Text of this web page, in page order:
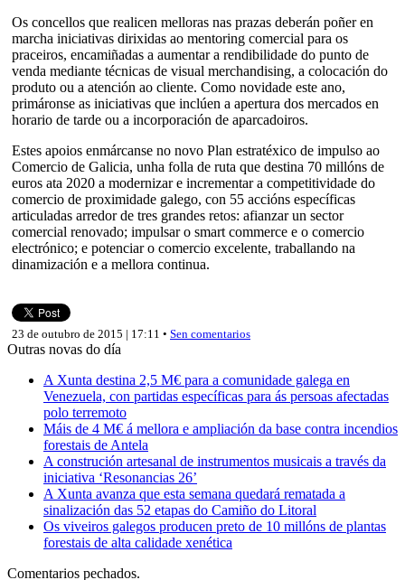
Os concellos que realicen melloras nas prazas deberán poñer en
marcha iniciativas dirixidas ao mentoring comercial para os
praceiros, encamiñadas a aumentar a rendibilidade do punto de
venda mediante técnicas de visual merchandising, a colocación do
produto ou a atención ao cliente. Como novidade este ano,
primáronse as iniciativas que inclúen a apertura dos mercados en
horario de tarde ou a incorporación de aparcadoiros.
Estes apoios enmárcanse no novo Plan estratéxico de impulso ao
Comercio de Galicia, unha folla de ruta que destina 70 millóns de
euros ata 2020 a modernizar e incrementar a competitividade do
comercio de proximidade galego, con 55 accións específicas
articuladas arredor de tres grandes retos: afianzar un sector
comercial renovado; impulsar o smart commerce e o comercio
electrónico; e potenciar o comercio excelente, traballando na
dinamización e a mellora continua.
23 de outubro de 2015 | 17:11 • Sen comentarios
Outras novas do día
A Xunta destina 2,5 M€ para a comunidade galega en
Venezuela, con partidas específicas para ás persoas afectadas
polo terremoto
Máis de 4 M€ á mellora e ampliación da base contra incendios
forestais de Antela
A construción artesanal de instrumentos musicais a través da
iniciativa ‘Resonancias 26’
A Xunta avanza que esta semana quedará rematada a
sinalización das 52 etapas do Camiño do Litoral
Os viveiros galegos producen preto de 10 millóns de plantas
forestais de alta calidade xenética
Comentarios pechados.